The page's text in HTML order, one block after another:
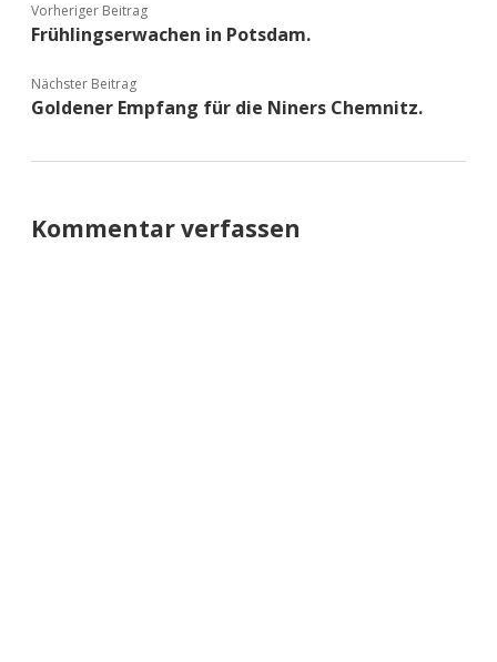
Vorheriger Beitrag
Frühlingserwachen in Potsdam.
Nächster Beitrag
Goldener Empfang für die Niners Chemnitz.
Kommentar verfassen